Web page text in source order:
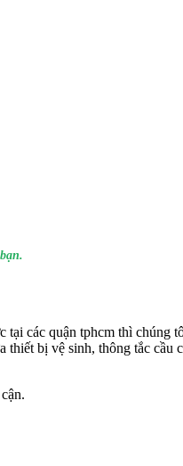
các quận tphcm thì chúng
bị vệ sinh, thông tắc cầu